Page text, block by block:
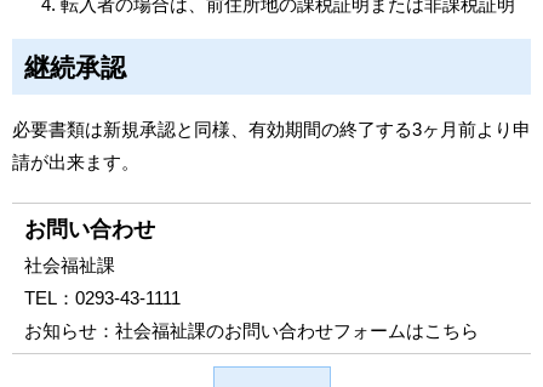
転入者の場合は、前住所地の課税証明または非課税証明
継続承認
必要書類は新規承認と同様、有効期間の終了する3ヶ月前より申
請が出来ます。
お問い合わせ
社会福祉課
TEL： 0293-43-1111
お知らせ： 社会福祉課のお問い合わせフォームはこちら